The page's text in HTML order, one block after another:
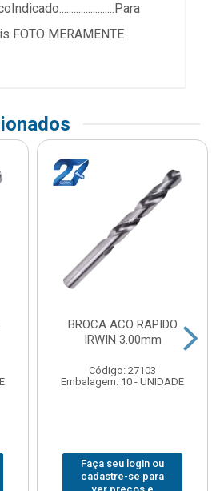
FOTO MERAMENTE
BROCA ACO RAPIDO
IRWIN 3.00mm
Código: 27103
Embalagem: 10 - UNIDADE
Faça seu login ou
cadastre-se para